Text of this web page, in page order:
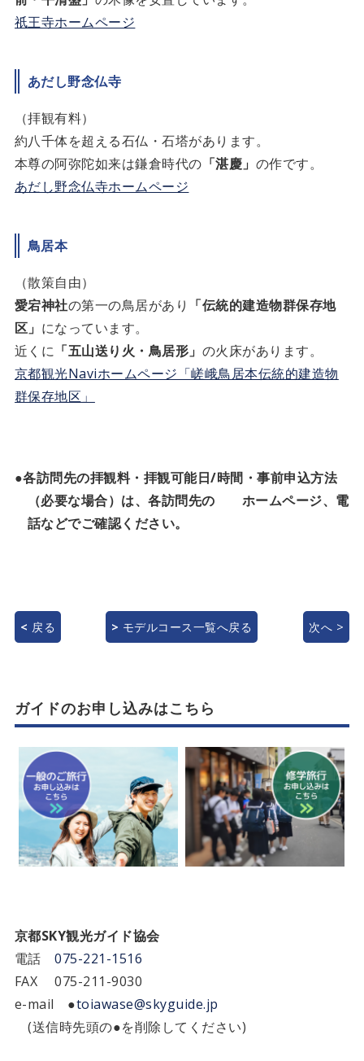
祇王寺ホームページ
あだし野念仏寺
（拝観有料）
約八千体を超える石仏・石塔があります。
本尊の阿弥陀如来は鎌倉時代の 「湛慶」 の作です。
あだし野念仏寺ホームページ
鳥居本
（散策自由）
愛宕神社の第一の鳥居があり 「伝統的建造物群保存地
区」 になっています。
近くに 「五山送り火・鳥居形」 の火床があります。
京都観光Naviホームページ「嵯峨鳥居本伝統的建造物
群保存地区」
●各訪問先の拝観料・拝観可能日/時間・事前申込方法
（必要な場合）は、各訪問先の ホームページ、電
話などでご確認ください。
戻る モデルコース一覧へ戻る 次へ
ガイドのお申し込みはこちら
京都SKY観光ガイド協会
電話075-221-1516
FAX 075-211-9030
e-mail ●toiawase@skyguide.jp
(送信時先頭の●を削除してください)